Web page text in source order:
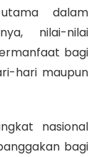
dalam
nilai-nilai
bagi
hari maupun
nasional
bagi